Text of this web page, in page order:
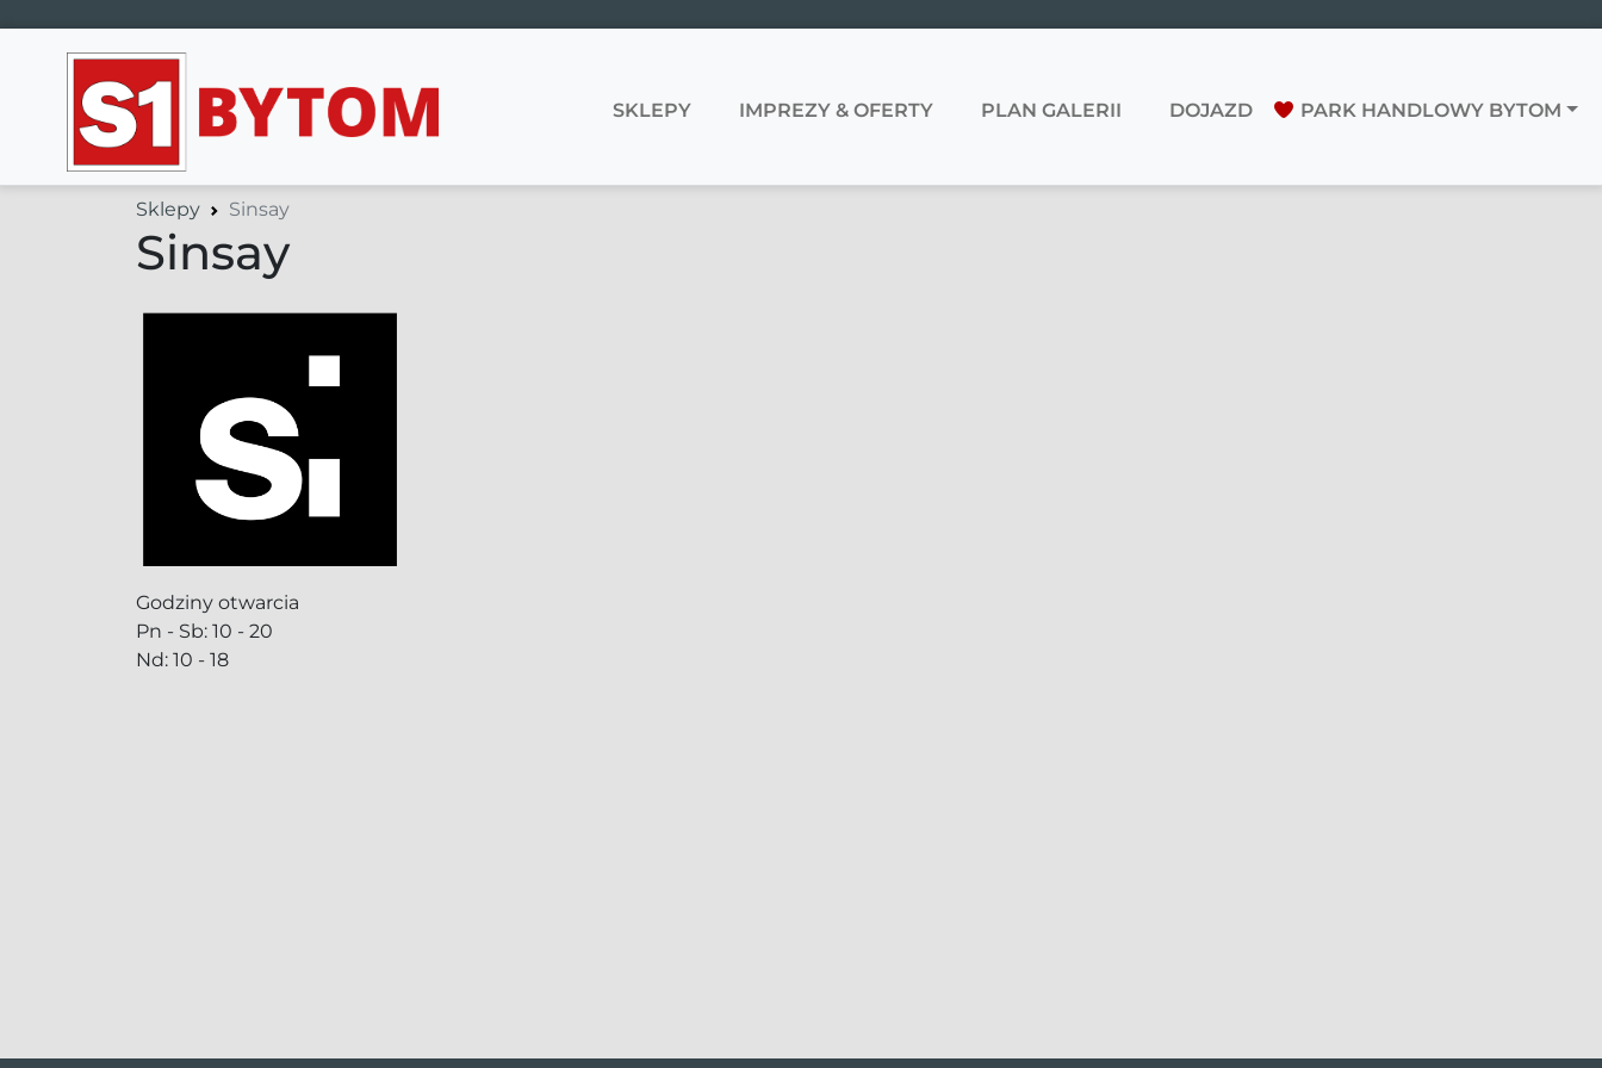
Main Navigation SKLEPY IMPREZY & OFERTY PLAN GALERII DOJAZD PARK HANDLOWY BYTOM
Sklepy Sinsay
Sinsay
Godziny otwarcia
Pn - Sb: 10 - 20
Nd: 10 - 18